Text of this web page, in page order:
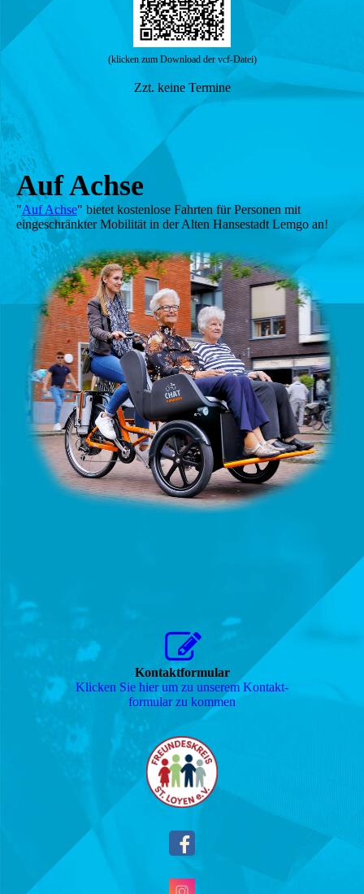
(klicken zum Download der vcf-Datei)
Zzt. keine Termine
Auf Achse
"Auf Achse" bietet kostenlose Fahrten für Personen mit
eingeschränkter Mobilität in der Alten Hansestadt Lemgo an!
Kontaktformular
Klicken Sie hier um zu unserem Kon­takt­
for­mu­lar zu kommen